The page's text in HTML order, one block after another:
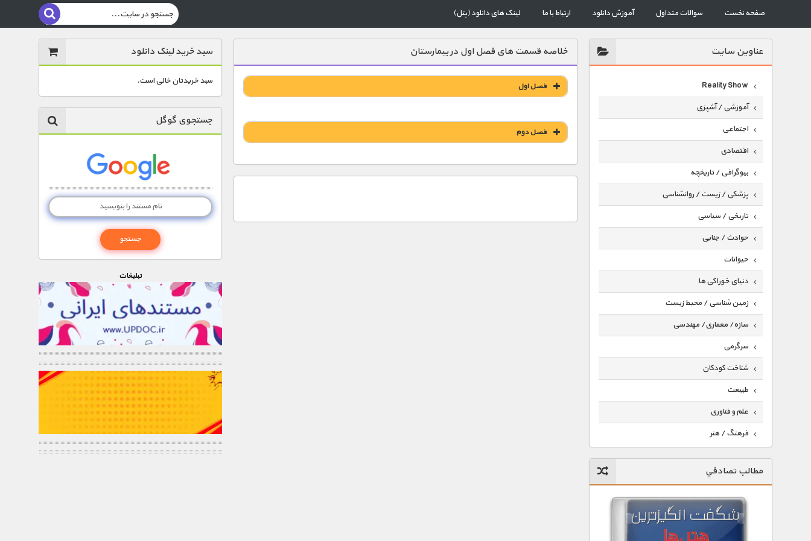
صفحه نخست سوالات متداول آموزش دانلود ارتباط با ما لینک های دانلود (پنل)
عناوين سايت
Reality Show
آموزشی / آشپزی
اجتماعی
اقتصادی
بیوگرافی / تاریخچه
پزشکی / زیست / روانشناسی
تاریخی / سیاسی
حوادث / جنایی
حیوانات
دنیای خوراکی ها
زمین شناسی / محیط زیست
سازه/ معماری/ مهندسی
سرگرمی
شناخت کودکان
طبیعت
علم و فناوری
فرهنگ / هنر
گردشگری
ماورایی
مسابقات / ورزشی
مطالب تصادفي
خلاصه قسمت های فصل اول در بیمارستان
فصل اول
فصل دوم
سبد خرید لینک دانلود
سبد خریدتان خالی است.
جستجوی گوگل
تبليغات